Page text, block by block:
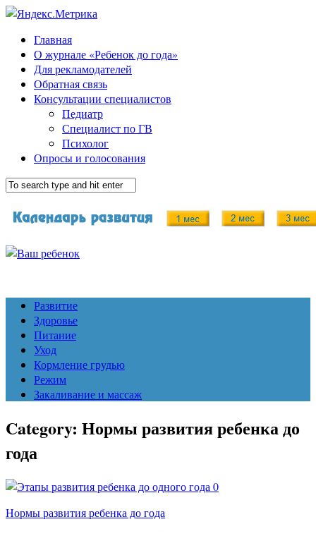
Главная
О журнале «Ребенок до года»
Для рекламодателей
Обратная связь
Консультации специалистов
Педиатр
Специалист по ГВ
Психолог
Опросы и голосования
Развитие
Здоровье
Питание
Уход
Кормление грудью
Режим
Закаливание и массаж
Category: Нормы развития ребенка до
года
0
Нормы развития ребенка до года